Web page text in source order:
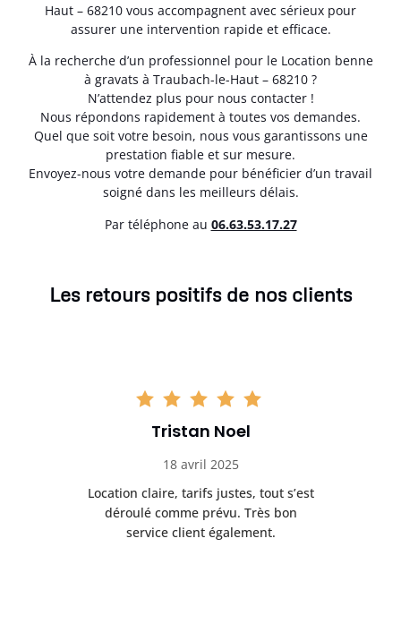
Haut – 68210 vous accompagnent avec sérieux pour
assurer une intervention rapide et efficace.
À la recherche d’un professionnel pour le Location benne
à gravats à Traubach-le-Haut – 68210 ?
N’attendez plus pour nous contacter !
Nous répondons rapidement à toutes vos demandes.
Quel que soit votre besoin, nous vous garantissons une
prestation fiable et sur mesure.
Envoyez-nous votre demande pour bénéficier d’un travail
soigné dans les meilleurs délais.
Par téléphone au 06.63.53.17.27
Les retours positifs de nos clients
Tristan Noel
18 avril 2025
Location claire, tarifs justes, tout s’est
déroulé comme prévu. Très bon
service client également.